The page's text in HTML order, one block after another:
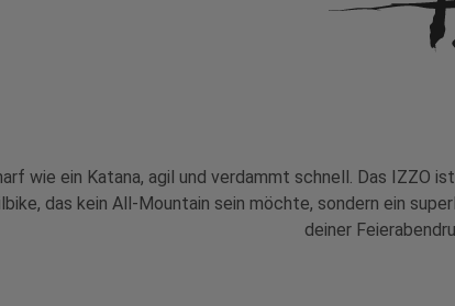
wie ein Katana, agil und verdammt schnell. Das IZZO
das kein All-Mountain sein möchte, sondern ein
deiner